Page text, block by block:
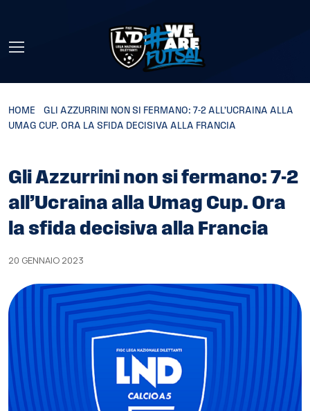
HOME
GLI AZZURRINI NON SI FERMANO: 7-2 ALL’UCRAINA ALLA
UMAG CUP. ORA LA SFIDA DECISIVA ALLA FRANCIA
Gli Azzurrini non si fermano: 7-2
all’Ucraina alla Umag Cup. Ora
la sfida decisiva alla Francia
20 GENNAIO 2023